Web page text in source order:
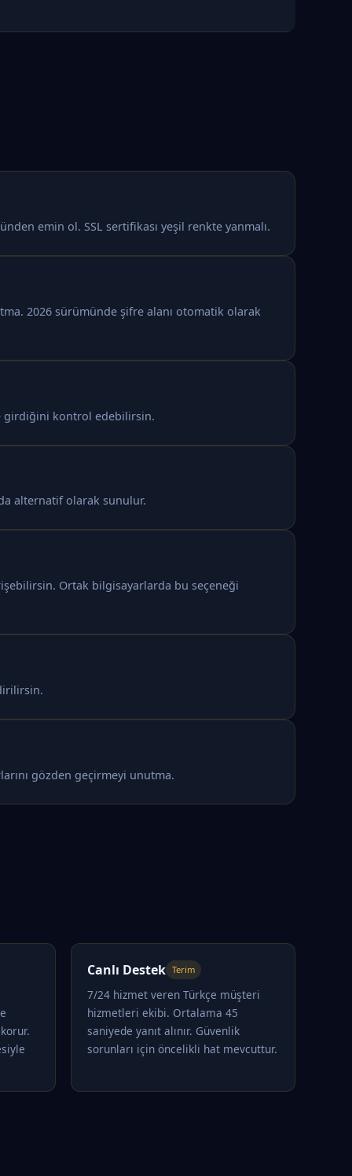
emin ol. SSL sertifikası yeşil renkte yanmalı.
2026 sürümünde şifre alanı otomatik olarak
girdiğini kontrol edebilirsin.
alternatif olarak sunulur.
Ortak bilgisayarlarda bu seçeneği
gözden geçirmeyi unutma.
Canlı Destek Terim
7/24 hizmet veren Türkçe müşteri
hizmetleri ekibi. Ortalama 45
saniyede yanıt alınır. Güvenlik
sorunları için öncelikli hat mevcuttur.